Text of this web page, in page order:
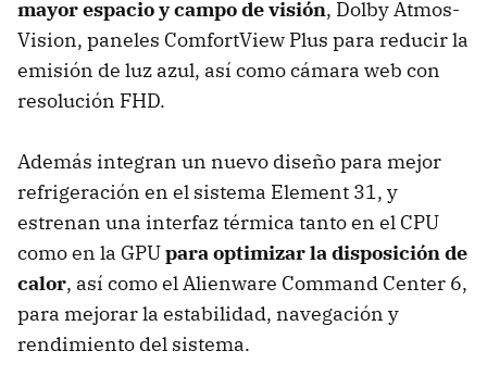
mayor espacio y campo de visión, Dolby Atmos-
Vision, paneles ComfortView Plus para reducir la
emisión de luz azul, así como cámara web con
resolución FHD.
Además integran un nuevo diseño para mejor
refrigeración en el sistema Element 31, y
estrenan una interfaz térmica tanto en el CPU
como en la GPUpara optimizar la disposición de
calor, así como el Alienware Command Center 6,
para mejorar la estabilidad, navegación y
rendimiento del sistema.